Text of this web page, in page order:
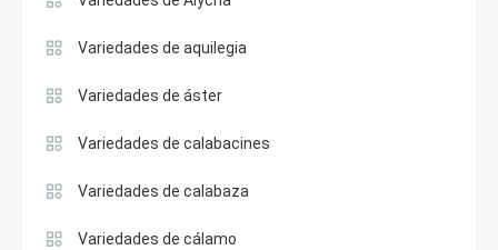
Variedades de aquilegia
Variedades de áster
Variedades de calabacines
Variedades de calabaza
Variedades de cálamo